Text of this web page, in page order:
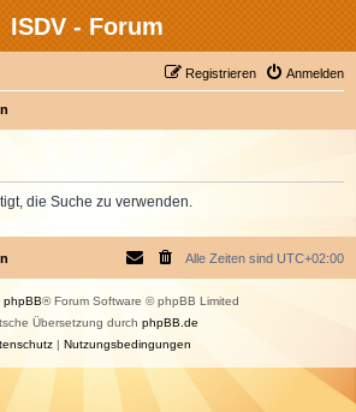
ISDV - Forum
Anmelden
Registrieren
die Suche zu verwenden.
Alle Zeiten sind UTC+02:00
phpBB® Forum Software © phpBB Limited
Übersetzung durch phpBB.de
| Nutzungsbedingungen